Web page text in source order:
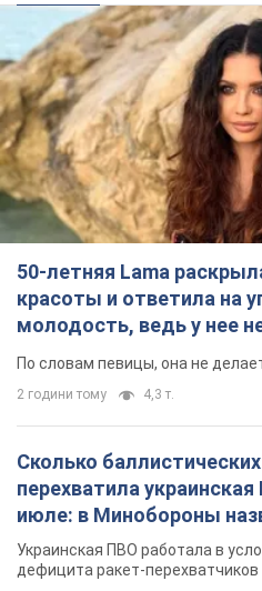
50-летняя Lama
красоты и ответила на
молодость, ведь у нее
По словам певицы, она не
2 години тому 4,3 т.
Сколько
перехватила
июле: в Минобороны
Украинская ПВО работала в
дефицита ракет-перехватчиков